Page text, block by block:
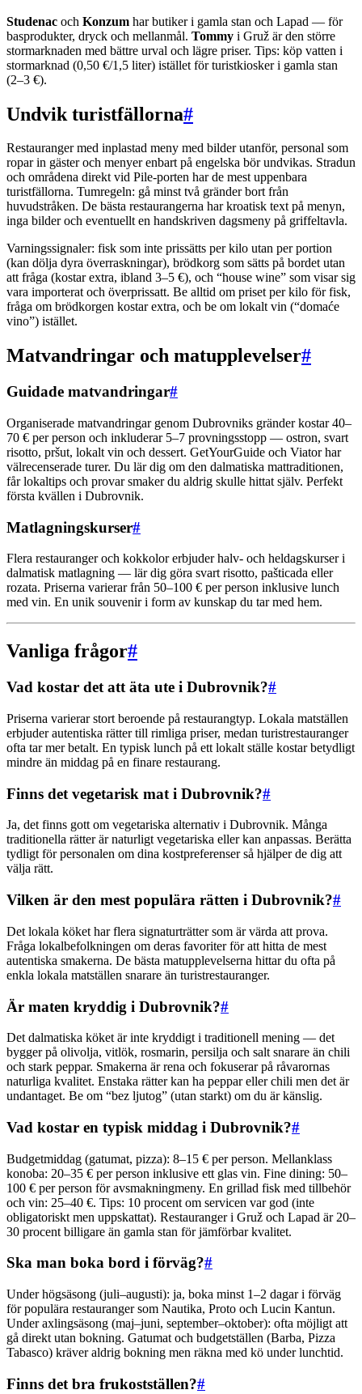
Studenac och Konzum har butiker i gamla stan och Lapad — för
basprodukter, dryck och mellanmål. Tommy i Gruž är den större
stormarknaden med bättre urval och lägre priser. Tips: köp vatten i
stormarknad (0,50 €/1,5 liter) istället för turistkiosker i gamla stan
(2–3 €).
Undvik turistfällorna#
Restauranger med inplastad meny med bilder utanför, personal som
ropar in gäster och menyer enbart på engelska bör undvikas. Stradun
och områdena direkt vid Pile-porten har de mest uppenbara
turistfällorna. Tumregeln: gå minst två gränder bort från
huvudstråken. De bästa restaurangerna har kroatisk text på menyn,
inga bilder och eventuellt en handskriven dagsmeny på griffeltavla.
Varningssignaler: fisk som inte prissätts per kilo utan per portion
(kan dölja dyra överraskningar), brödkorg som sätts på bordet utan
att fråga (kostar extra, ibland 3–5 €), och “house wine” som visar sig
vara importerat och överprissatt. Be alltid om priset per kilo för fisk,
fråga om brödkorgen kostar extra, och be om lokalt vin (“domaće
vino”) istället.
Matvandringar och matupplevelser#
Guidade matvandringar#
Organiserade matvandringar genom Dubrovniks gränder kostar 40–
70 € per person och inkluderar 5–7 provningsstopp — ostron, svart
risotto, pršut, lokalt vin och dessert. GetYourGuide och Viator har
välrecenserade turer. Du lär dig om den dalmatiska mattraditionen,
får lokaltips och provar smaker du aldrig skulle hittat själv. Perfekt
första kvällen i Dubrovnik.
Matlagningskurser#
Flera restauranger och kokkolor erbjuder halv- och heldagskurser i
dalmatisk matlagning — lär dig göra svart risotto, pašticada eller
rozata. Priserna varierar från 50–100 € per person inklusive lunch
med vin. En unik souvenir i form av kunskap du tar med hem.
Vanliga frågor#
Vad kostar det att äta ute i Dubrovnik?#
Priserna varierar stort beroende på restaurangtyp. Lokala matställen
erbjuder autentiska rätter till rimliga priser, medan turistrestauranger
ofta tar mer betalt. En typisk lunch på ett lokalt ställe kostar betydligt
mindre än middag på en finare restaurang.
Finns det vegetarisk mat i Dubrovnik?#
Ja, det finns gott om vegetariska alternativ i Dubrovnik. Många
traditionella rätter är naturligt vegetariska eller kan anpassas. Berätta
tydligt för personalen om dina kostpreferenser så hjälper de dig att
välja rätt.
Vilken är den mest populära rätten i Dubrovnik?#
Det lokala köket har flera signaturträtter som är värda att prova.
Fråga lokalbefolkningen om deras favoriter för att hitta de mest
autentiska smakerna. De bästa matupplevelserna hittar du ofta på
enkla lokala matställen snarare än turistrestauranger.
Är maten kryddig i Dubrovnik?#
Det dalmatiska köket är inte kryddigt i traditionell mening — det
bygger på olivolja, vitlök, rosmarin, persilja och salt snarare än chili
och stark peppar. Smakerna är rena och fokuserar på råvarornas
naturliga kvalitet. Enstaka rätter kan ha peppar eller chili men det är
undantaget. Be om “bez ljutog” (utan starkt) om du är känslig.
Vad kostar en typisk middag i Dubrovnik?#
Budgetmiddag (gatumat, pizza): 8–15 € per person. Mellanklass
konoba: 20–35 € per person inklusive ett glas vin. Fine dining: 50–
100 € per person för avsmakningmeny. En grillad fisk med tillbehör
och vin: 25–40 €. Tips: 10 procent om servicen var god (inte
obligatoriskt men uppskattat). Restauranger i Gruž och Lapad är 20–
30 procent billigare än gamla stan för jämförbar kvalitet.
Ska man boka bord i förväg?#
Under högsäsong (juli–augusti): ja, boka minst 1–2 dagar i förväg
för populära restauranger som Nautika, Proto och Lucin Kantun.
Under axlingsäsong (maj–juni, september–oktober): ofta möjligt att
gå direkt utan bokning. Gatumat och budgetställen (Barba, Pizza
Tabasco) kräver aldrig bokning men räkna med kö under lunchtid.
Finns det bra frukostställen?#